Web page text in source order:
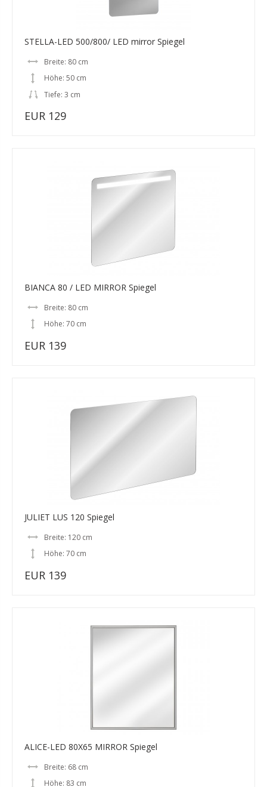
STELLA-LED 500/800/ LED mirror Spiegel
Breite: 80 cm
Höhe: 50 cm
Tiefe: 3 cm
EUR 129
BIANCA 80 / LED MIRROR Spiegel
Breite: 80 cm
Höhe: 70 cm
EUR 139
JULIET LUS 120 Spiegel
Breite: 120 cm
Höhe: 70 cm
EUR 139
ALICE-LED 80X65 MIRROR Spiegel
Breite: 68 cm
Höhe: 83 cm